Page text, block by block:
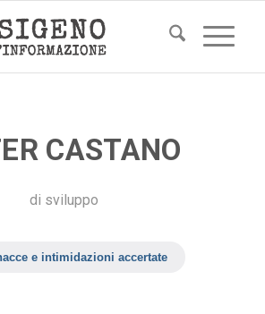
CASTANO
di sviluppo
e intimidazioni accertate